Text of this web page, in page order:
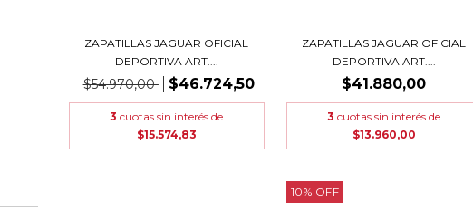
ZAPATILLAS JAGUAR OFICIAL
DEPORTIVA ART....
$54.970,00 $46.724,50
3 cuotas sin interés de
$15.574,83
ZAPATILLAS JAGUAR OFICIAL
DEPORTIVA ART....
$41.880,00
3 cuotas sin interés de
$13.960,00
10% OFF